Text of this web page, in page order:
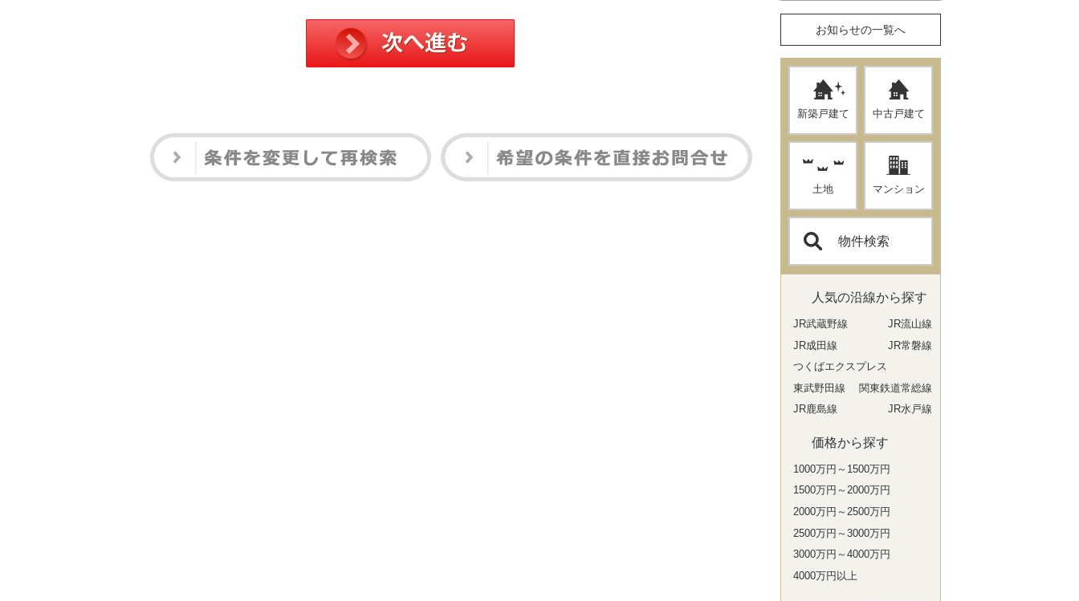
お知らせの一覧へ
新築戸建て 中古戸建て
土地 マンション
物件検索
人気の沿線から探す
JR武蔵野線
JR流山線
JR成田線
JR常磐線
つくばエクスプレス
東武野田線
関東鉄道常総線
JR鹿島線
JR水戸線
価格から探す
1000万円～1500万円
1500万円～2000万円
2000万円～2500万円
2500万円～3000万円
3000万円～4000万円
4000万円以上